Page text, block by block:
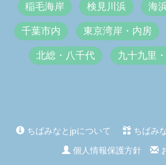
稲毛海岸 検見川浜 海
千葉市内 東京湾岸・内房
北総・八千代 九十九里
ちばみなとjpについて ちばみ
個人情報保護方針